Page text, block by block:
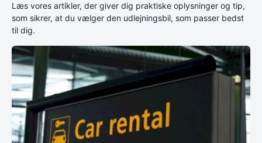
Læs vores artikler, der giver dig praktiske oplysninger og tip,
som sikrer, at du vælger den udlejningsbil, som passer bedst
til dig.